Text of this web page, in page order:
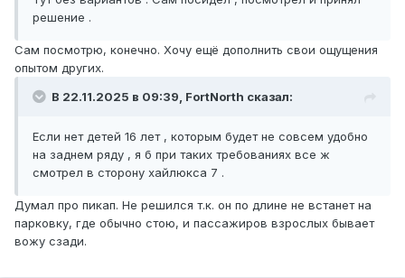
решение .
Сам посмотрю, конечно. Хочу ещё дополнить свои ощущения
опытом других.
В 22.11.2025 в 09:39, FоrtNorth сказал:
Если нет детей 16 лет , которым будет не совсем удобно
на заднем ряду , я б при таких требованиях все ж
смотрел в сторону хайлюкса 7 .
Думал про пикап. Не решился т.к. он по длине не встанет на
парковку, где обычно стою, и пассажиров взрослых бывает
вожу сзади.